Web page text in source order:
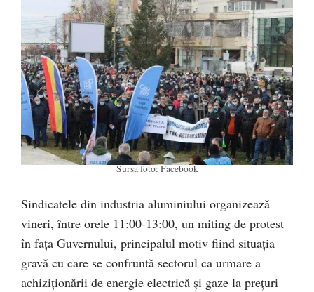
Sursa foto: Facebook
Sindicatele din industria aluminiului organizează
vineri, între orele 11:00-13:00, un miting de protest
în faţa Guvernului, principalul motiv fiind situaţia
gravă cu care se confruntă sectorul ca urmare a
achiziţionării de energie electrică şi gaze la preţuri